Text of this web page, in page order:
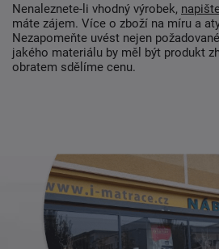
Nenaleznete-li vhodný výrobek,
máte zájem. Více o zboží na míru a
Nezapomeňte uvést nejen
jakého materiálu by měl být produkt
obratem sdělíme cenu.